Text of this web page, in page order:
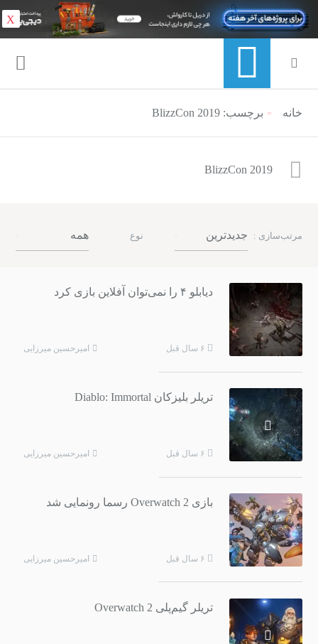
منوی ناوبری خرده نان
خانه برچسب: BlizzCon 2019
BlizzCon 2019
مرتب‌سازی : جدیدترین نوع همه
دیابلو ۴ را نمی‌توان آفلاین بازی کرد
۶ سال قبل امیرحسین میرزایی
تریلر بلیزکان Diablo: Immortal
۶ سال قبل امیرحسین میرزایی
بازی Overwatch 2 رسما رونمایی شد
۶ سال قبل امیرحسین میرزایی
تریلر گیم‌پلی Overwatch 2
X